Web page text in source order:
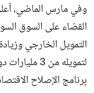
وفي مارس الماضي،
القضاء على السوق
التمويل الخارجي
برنامج الإصلاح